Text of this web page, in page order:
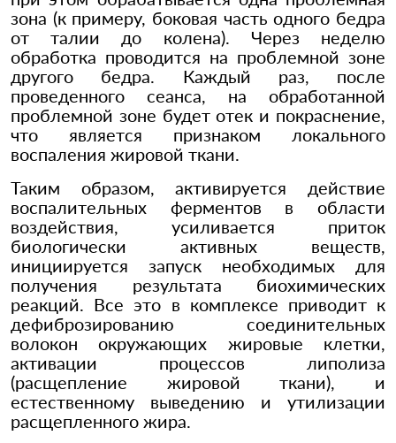
зона (к примеру, боковая часть одного бедра
от талии до колена). Через неделю
обработка проводится на проблемной зоне
другого бедра. Каждый раз, после
проведенного сеанса, на обработанной
проблемной зоне будет отек и покраснение,
что является признаком локального
воспаления жировой ткани.
Таким образом, активируется действие
воспалительных ферментов в области
воздействия, усиливается приток
биологически активных веществ,
инициируется запуск необходимых для
получения результата биохимических
реакций. Все это в комплексе приводит к
дефиброзированию соединительных
волокон окружающих жировые клетки,
активации процессов липолиза
(расщепление жировой ткани), и
естественному выведению и утилизации
расщепленного жира.